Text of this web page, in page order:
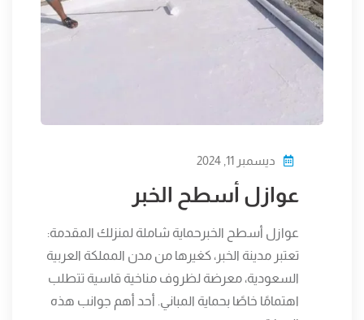
ديسمبر 11, 2024
عوازل أسطح الخبر
عوازل أسطح الخبرحماية شاملة لمنزلك المقدمة:
تعتبر مدينة الخبر، كغيرها من مدن المملكة العربية
السعودية، معرضة لظروف مناخية قاسية تتطلب
اهتمامًا خاصًا بحماية المباني. أحد أهم جوانب هذه